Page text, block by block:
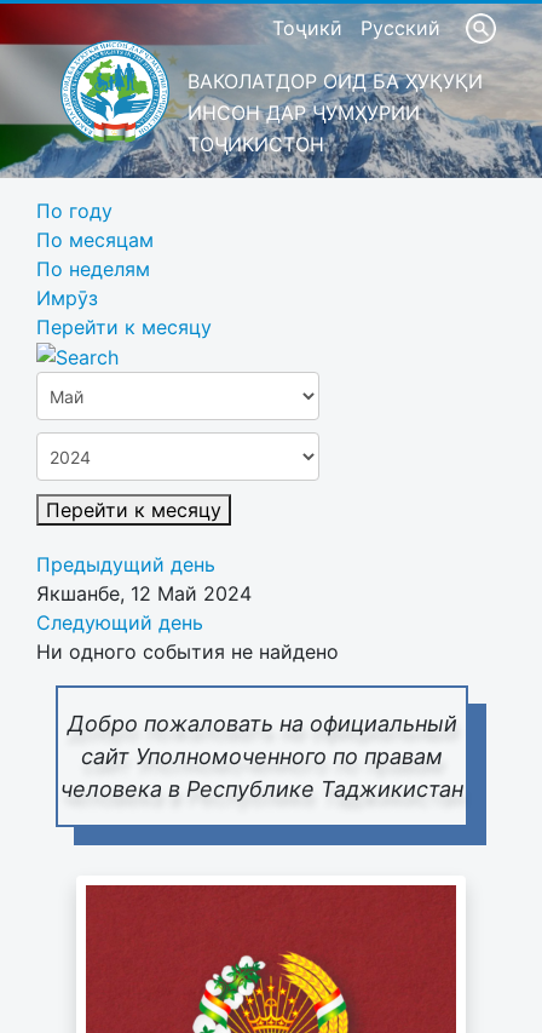
Тоҷикӣ Русский
ВАКОЛАТДОР ОИД БА ҲУҚУҚИ
ИНСОН ДАР ҶУМҲУРИИ
ТОҶИКИСТОН
Добро пожаловать на официальный
сайт Уполномоченного по правам
человека в Республике Таджикистан
По году
По месяцам
По неделям
Имрӯз
Перейти к месяцу
Перейти к месяцу
Предыдущий день
Якшанбе, 12 Май 2024
Следующий день
Ни одного события не найдено